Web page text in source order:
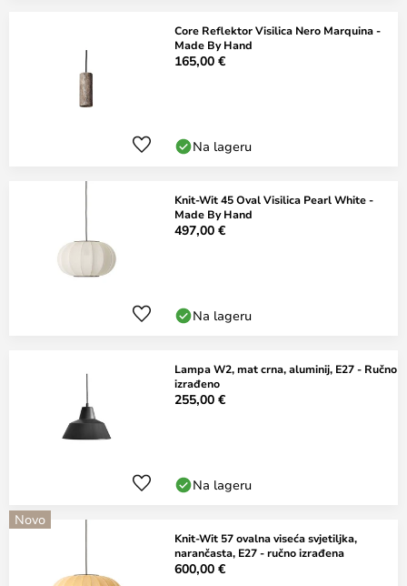
Core Reflektor Visilica Nero Marquina -
Made By Hand
165,00 €
Na lageru
Knit-Wit 45 Oval Visilica Pearl White -
Made By Hand
497,00 €
Na lageru
Lampa W2, mat crna, aluminij, E27 - Ručno
izrađeno
255,00 €
Na lageru
Novo
Knit-Wit 57 ovalna viseća svjetiljka,
narančasta, E27 - ručno izrađena
600,00 €